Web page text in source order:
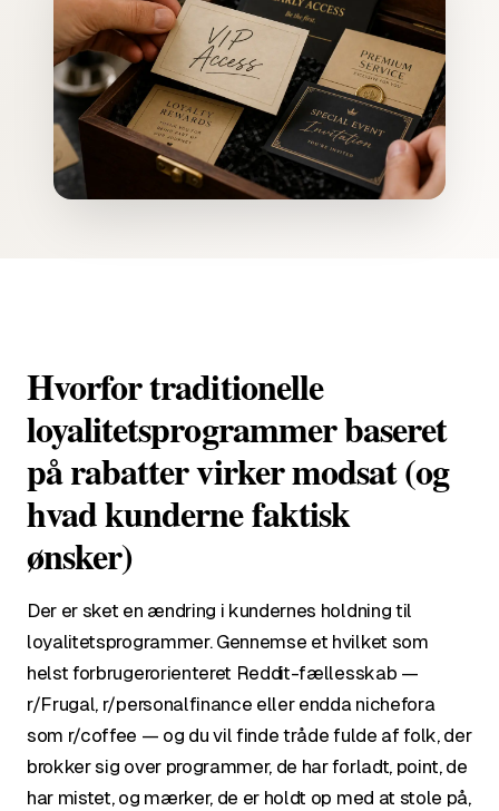
Hvorfor traditionelle
loyalitetsprogrammer baseret
på rabatter virker modsat (og
hvad kunderne faktisk
ønsker)
Der er sket en ændring i kundernes holdning til
loyalitetsprogrammer. Gennemse et hvilket som
helst forbrugerorienteret Reddit-fællesskab —
r/Frugal, r/personalfinance eller endda nichefora
som r/coffee — og du vil finde tråde fulde af folk, der
brokker sig over programmer, de har forladt, point, de
har mistet, og mærker, de er holdt op med at stole på,